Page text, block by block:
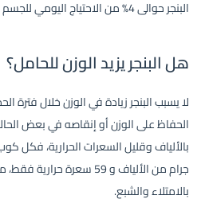
البنجر حوالى 4% من الاحتياج اليومي للجسم من عنصر الحديد.
هل البنجر يزيد الوزن للحامل؟
لا يسبب البنجر زيادة في الوزن خلال فترة
الحفاظ على الوزن أو إنقاصه في بعض
جرام من الألياف و 59 سعرة
بالامتلاء والشبع.